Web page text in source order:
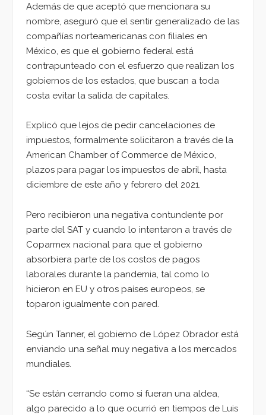
Además de que aceptó que mencionara su
nombre, aseguró que el sentir generalizado de las
compañías norteamericanas con filiales en
México, es que el gobierno federal está
contrapunteado con el esfuerzo que realizan los
gobiernos de los estados, que buscan a toda
costa evitar la salida de capitales.
Explicó que lejos de pedir cancelaciones de
impuestos, formalmente solicitaron a través de la
American Chamber of Commerce de México,
plazos para pagar los impuestos de abril, hasta
diciembre de este año y febrero del 2021.
Pero recibieron una negativa contundente por
parte del SAT y cuando lo intentaron a través de
Coparmex nacional para que el gobierno
absorbiera parte de los costos de pagos
laborales durante la pandemia, tal como lo
hicieron en EU y otros países europeos, se
toparon igualmente con pared.
Según Tanner, el gobierno de López Obrador está
enviando una señal muy negativa a los mercados
mundiales.
“Se están cerrando como si fueran una aldea,
algo parecido a lo que ocurrió en tiempos de Luis